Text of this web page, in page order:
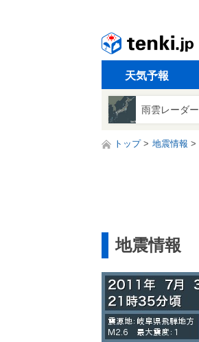
天気予報
雨雲レーダー
トップ 地震情報
地震情報